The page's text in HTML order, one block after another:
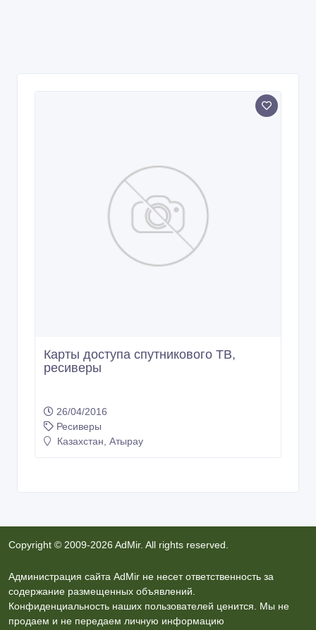
Карты доступа спутникового ТВ,
ресиверы
26/04/2016
Ресиверы
Казахстан, Атырау
Copyright © 2009-2026 AdMir. All rights reserved.
Администрация сайта AdMir не несет ответственность за
содержание размещенных объявлений.
Конфиденциальность наших пользователей ценится. Мы не
продаем и не передаем личную информацию